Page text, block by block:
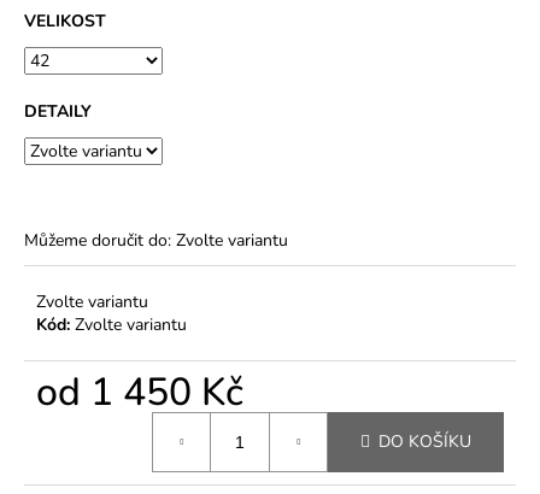
VELIKOST
DETAILY
Můžeme doručit do: Zvolte variantu
Zvolte variantu
Kód: Zvolte variantu
od 1 450 Kč
DO KOŠÍKU